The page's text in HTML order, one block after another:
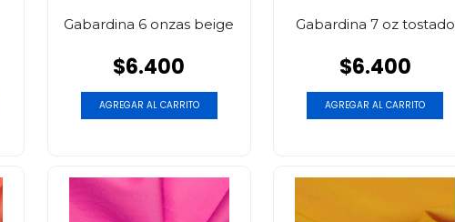
Gabardina 6 onzas beige
$6.400
AGREGAR AL CARRITO
Gabardina 7 oz tostado
$6.400
AGREGAR AL CARRITO